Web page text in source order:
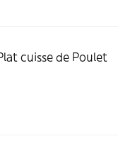
cuisse de Poulet